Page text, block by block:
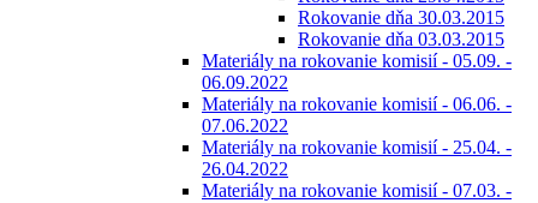
Rokovanie dňa 30.03.2015
Rokovanie dňa 03.03.2015
Materiály na rokovanie komisií - 05.09. -
06.09.2022
Materiály na rokovanie komisií - 06.06. -
07.06.2022
Materiály na rokovanie komisií - 25.04. -
26.04.2022
Materiály na rokovanie komisií - 07.03. -